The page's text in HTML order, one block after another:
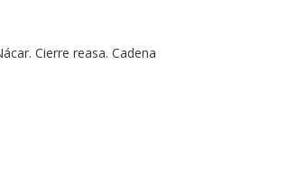
Cierre reasa. Cadena